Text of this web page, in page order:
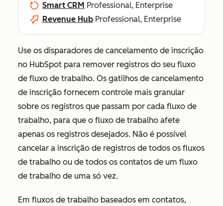
Smart CRM Professional, Enterprise
Revenue Hub Professional, Enterprise
Use os disparadores de cancelamento de inscrição
no HubSpot para remover registros do seu fluxo
de fluxo de trabalho. Os gatilhos de cancelamento
de inscrição fornecem controle mais granular
sobre os registros que passam por cada fluxo de
trabalho, para que o fluxo de trabalho afete
apenas os registros desejados. Não é possível
cancelar a inscrição de registros de todos os fluxos
de trabalho ou de todos os contatos de um fluxo
de trabalho de uma só vez.
Em fluxos de trabalho baseados em contatos,